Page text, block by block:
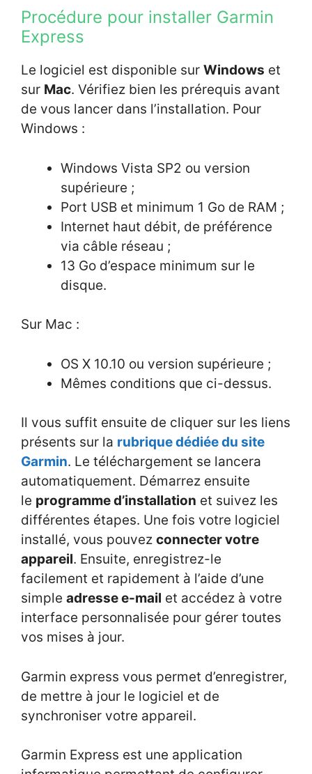
Procédure pour installer Garmin
Express
Le logiciel est disponible sur Windows et
sur Mac. Vérifiez bien les prérequis avant
de vous lancer dans l’installation. Pour
Windows :
Windows Vista SP2 ou version
supérieure ;
Port USB et minimum 1 Go de RAM ;
Internet haut débit, de préférence
via câble réseau ;
13 Go d’espace minimum sur le
disque.
Sur Mac :
OS X 10.10 ou version supérieure ;
Mêmes conditions que ci-dessus.
Il vous suffit ensuite de cliquer sur les liens
présents sur la rubrique dédiée du site
Garmin. Le téléchargement se lancera
automatiquement. Démarrez ensuite
le programme d’installation et suivez les
différentes étapes. Une fois votre logiciel
installé, vous pouvez connecter votre
appareil. Ensuite, enregistrez-le
facilement et rapidement à l’aide d’une
simple adresse e-mail et accédez à votre
interface personnalisée pour gérer toutes
vos mises à jour.
Garmin express vous permet d’enregistrer,
de mettre à jour le logiciel et de
synchroniser votre appareil.
Garmin Express est une application